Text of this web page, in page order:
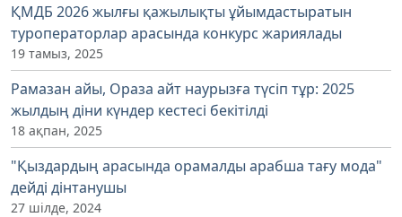
ҚМДБ 2026 жылғы қажылықты ұйымдастыратын
туроператорлар арасында конкурс жариялады
19 тамыз, 2025
Рамазан айы, Ораза айт наурызға түсіп тұр: 2025
жылдың діни күндер кестесі бекітілді
18 ақпан, 2025
"Қыздардың арасында орамалды арабша тағу мода"
дейді дінтанушы
27 шілде, 2024